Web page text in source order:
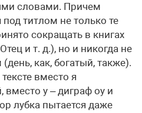
словами. Причем
титлом не только те
сокращать в книгах
и т. д.), но и никогда не
как, богатый, также).
вместо я
у – диграф оу и
лубка пытается даже